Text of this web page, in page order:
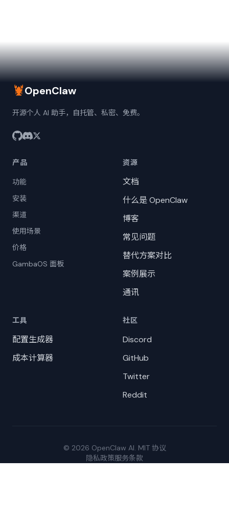
🦞OpenClaw
开源个人 AI 助手，自托管、私密、免费。
产品
功能
安装
渠道
使用场景
价格
GambaOS 面板
资源
文档
什么是 OpenClaw
博客
常见问题
替代方案对比
案例展示
通讯
工具
配置生成器
成本计算器
社区
Discord
GitHub
Twitter
Reddit
© 2026 OpenClaw AI. MIT 协议
隐私政策服务条款